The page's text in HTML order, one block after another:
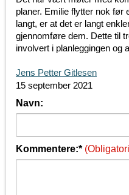
planer. Emilie flytter nok
langt, er at det er langt
gjennomføre dem. Dette til
involvert i planleggingen og
Jens Petter Gitlesen
15 september 2021
Navn:
Kommentere:*